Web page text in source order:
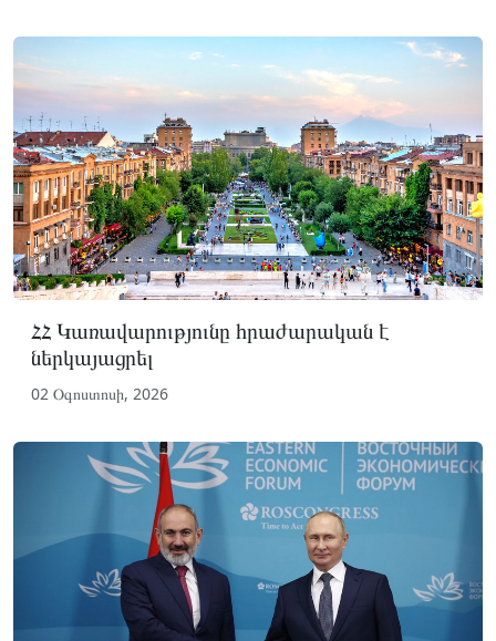
ՀՀ Կառավարությունը հրաժարական է
ներկայացրել
02 Օգոստոսի, 2026